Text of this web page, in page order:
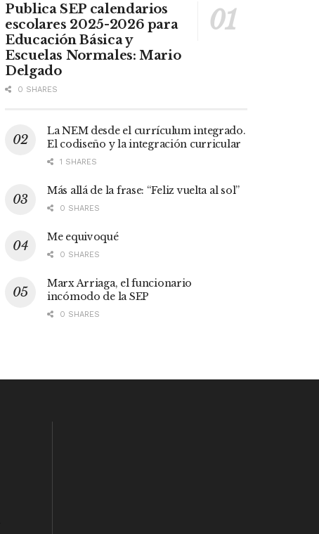
Publica SEP calendarios
escolares 2025-2026 para
Educación Básica y
Escuelas Normales: Mario
Delgado
0 SHARES
La NEM desde el currículum integrado.
El codiseño y la integración curricular
1 SHARES
Más allá de la frase: “Feliz vuelta al sol”
0 SHARES
Me equivoqué
0 SHARES
Marx Arriaga, el funcionario
incómodo de la SEP
0 SHARES